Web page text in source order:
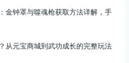
金钟罩与噬魂枪获取方法详解，手
从元宝商城到武功成长的完整玩法